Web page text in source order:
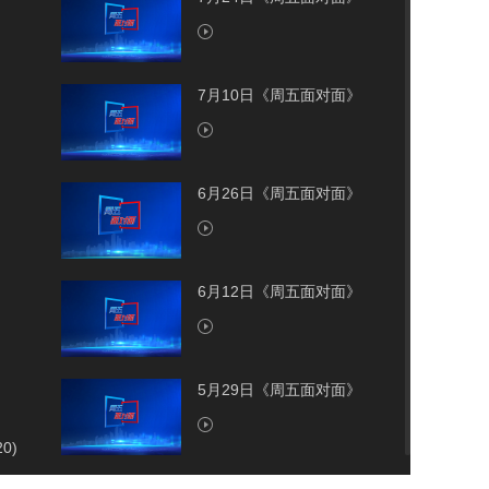
7月10日《周五面对面》
6月26日《周五面对面》
6月12日《周五面对面》
5月29日《周五面对面》